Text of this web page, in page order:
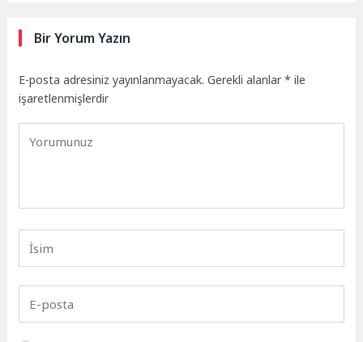
Bir Yorum Yazın
E-posta adresiniz yayınlanmayacak. Gerekli alanlar* ile
işaretlenmişlerdir